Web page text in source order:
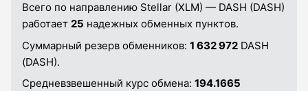
Всего по направлению Stellar (XLM) — DASH (DASH)
работает 25 надежных обменных пунктов.
Суммарный резерв обменников: 1 632 972 DASH
(DASH).
Средневзвешенный курс обмена: 194.1665